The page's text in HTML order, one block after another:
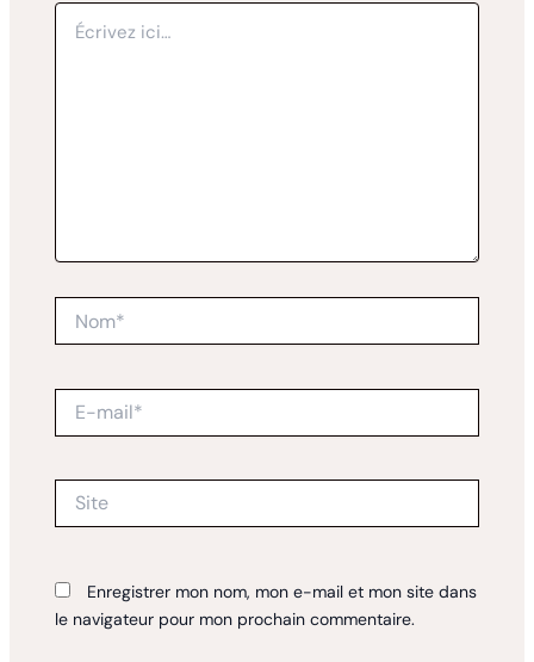
Écrivez
ici…
mail*
Site
Enregistrer mon nom, mon e-mail et mon site dans
le navigateur pour mon prochain commentaire.